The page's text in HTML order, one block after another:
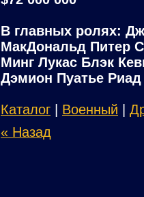
В главных ролях:
МакДональд Питер
Минг Лукас Блэк
Дэмион Пуатье Риад
Каталог Военный
« Назад